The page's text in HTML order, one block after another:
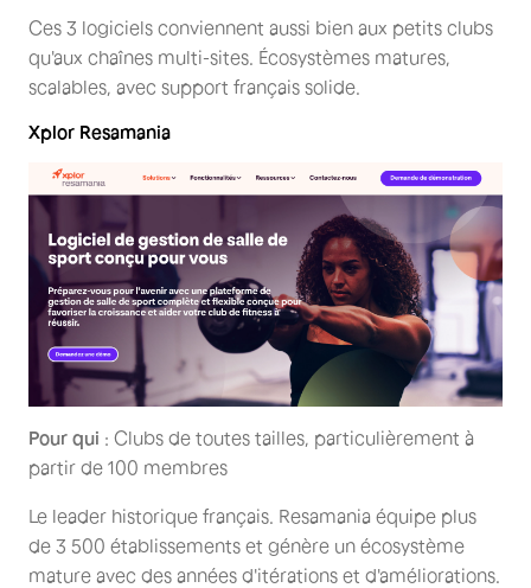
Ces 3 logiciels conviennent aussi bien aux petits clubs
qu'aux chaînes multi-sites. Écosystèmes matures,
scalables, avec support français solide.
Xplor Resamania
Pour qui : Clubs de toutes tailles, particulièrement à
partir de 100 membres
Le leader historique français. Resamania équipe plus
de 3 500 établissements et génère un écosystème
mature avec des années d'itérations et d'améliorations.